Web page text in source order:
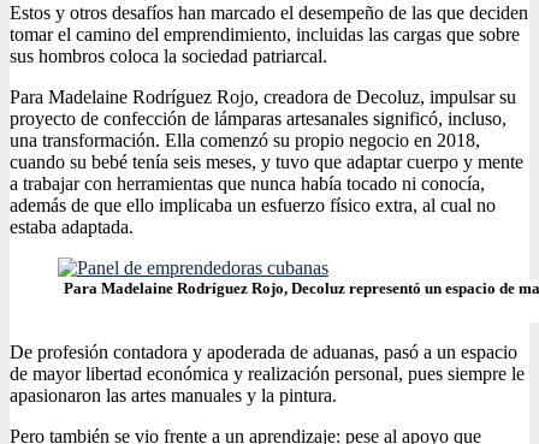
Estos y otros desafíos han marcado el desempeño de las que deciden
tomar el camino del emprendimiento, incluidas las cargas que sobre
sus hombros coloca la sociedad patriarcal.
Para Madelaine Rodríguez Rojo, creadora de Decoluz, impulsar su
proyecto de confección de lámparas artesanales significó, incluso,
una transformación. Ella comenzó su propio negocio en 2018,
cuando su bebé tenía seis meses, y tuvo que adaptar cuerpo y mente
a trabajar con herramientas que nunca había tocado ni conocía,
además de que ello implicaba un esfuerzo físico extra, al cual no
estaba adaptada.
Para Madelaine Rodríguez Rojo, Decoluz representó un espacio de
De profesión contadora y apoderada de aduanas, pasó a un espacio
de mayor libertad económica y realización personal, pues siempre le
apasionaron las artes manuales y la pintura.
Pero también se vio frente a un aprendizaje: pese al apoyo que